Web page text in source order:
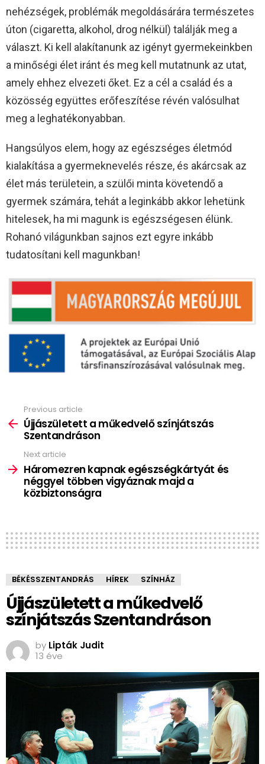
nehézségek, problémák megoldásárára természetes
úton (cigaretta, alkohol, drog nélkül) találják meg a
választ. Ki kell alakítanunk az igényt gyermekeinkben
a minőségi élet iránt és meg kell mutatnunk az utat,
amely ehhez elvezeti őket. Ez a cél a család és a
közösség együttes erőfeszítése révén valósulhat
meg a leghatékonyabban.
Hangsúlyos elem, hogy az egészséges életmód
kialakítása a gyermeknevelés része, és akárcsak az
élet más területein, a szülői minta követendő a
gyermek számára, tehát a leginkább akkor lehetünk
hitelesek, ha mi magunk is egészségesen élünk.
Rohanó világunkban sajnos ezt egyre inkább
tudatosítani kell magunkban!
more
Previous article
Újjászületett a műkedvelő színjátszás
Szentandráson
Next article
Háromezren kapnak egészségkártyát és
néggyel többen vigyáznak majd a
közbiztonságra
BÉKÉSSZENTANDRÁS HÍREK SZÍNHÁZ
Újjászületett a műkedvelő
színjátszás Szentandráson
by Lipták Judit
13 éve